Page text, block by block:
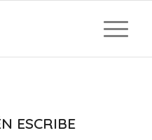
ESCRIBE